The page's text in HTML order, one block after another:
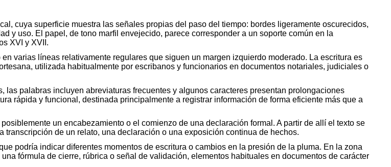
cuya superficie muestra las señales propias del paso del tiempo: bordes ligeramente oscurecidos,
y uso. El papel, de tono marfil envejecido, parece corresponder a un soporte común en la
XVI y XVII.
varias líneas relativamente regulares que siguen un margen izquierdo moderado. La escritura es
utilizada habitualmente por escribanos y funcionarios en documentos notariales, judiciales o
palabras incluyen abreviaturas frecuentes y algunos caracteres presentan prolongaciones
rápida y funcional, destinada principalmente a registrar información de forma eficiente más que a
un encabezamiento o el comienzo de una declaración formal. A partir de allí el texto se
de un relato, una declaración o una exposición continua de hechos.
podría indicar diferentes momentos de escritura o cambios en la presión de la pluma. En la zona
fórmula de cierre, rúbrica o señal de validación, elementos habituales en documentos de carácter